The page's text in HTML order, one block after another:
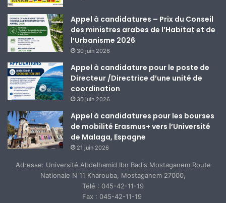
Appel à candidatures – Prix du Conseil
des ministres arabes de l’Habitat et de
l’Urbanisme 2026
30 juin 2026
Appel à candidature pour le poste de
Directeur /Directrice d’une unité de
coordination
30 juin 2026
Appel à candidatures pour les bourses
de mobilité Erasmus+ vers l’Université
de Malaga, Espagne
21 juin 2026
Adresse: Université Abdelhamid Ibn Badis Mostaganem Route
Nationale N 11 Kharouba, Mostaganem 27000,
Télé : 045-42-11-19
Fax : 045-42-11-19